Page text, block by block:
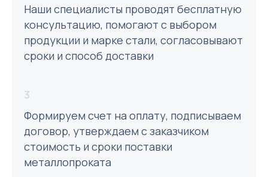
Наши специалисты проводят бесплатную
консультацию, помогают с выбором
продукции и марке стали, согласовывают
сроки и способ доставки
3
Формируем счет на оплату, подписываем
договор, утверждаем с заказчиком
стоимость и сроки поставки
металлопроката